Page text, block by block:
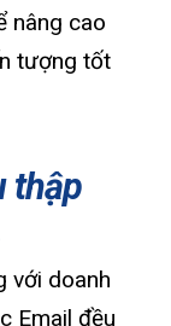
nâng cao
tượng tốt
thập
với doanh
Email đều